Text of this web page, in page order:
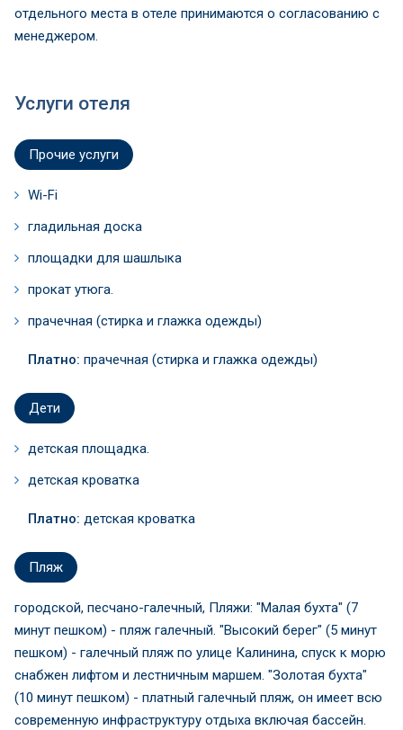
отдельного места в отеле принимаются о согласованию с
менеджером.
Услуги отеля
Прочие услуги
Wi-Fi
гладильная доска
площадки для шашлыка
прокат утюга.
прачечная (стирка и глажка одежды)
Платно: прачечная (стирка и глажка одежды)
Дети
детская площадка.
детская кроватка
Платно: детская кроватка
Пляж
городской, песчано-галечный, Пляжи: "Малая бухта" (7
минут пешком) - пляж галечный. "Высокий берег" (5 минут
пешком) - галечный пляж по улице Калинина, спуск к морю
снабжен лифтом и лестничным маршем. "Золотая бухта"
(10 минут пешком) - платный галечный пляж, он имеет всю
современную инфраструктуру отдыха включая бассейн.